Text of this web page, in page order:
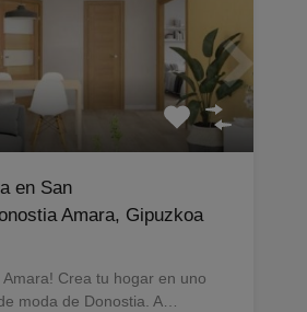
en San
Amara, Gipuzkoa
Amara! Crea tu hogar en uno
moda de Donostia. A…